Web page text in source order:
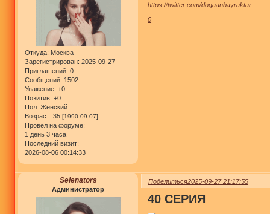
Откуда: Москва
Зарегистрирован: 2025-09-27
Приглашений: 0
Сообщений: 1502
Уважение: +0
Позитив: +0
Пол: Женский
Возраст: 35 [1990-09-07]
Провел на форуме:
1 день 3 часа
Последний визит:
2026-08-06 00:14:33
https://twitter.com/dogaanbayraktar
0
Поделиться2025-09-27 21:17:55
Selenators
Администратор
40 СЕРИЯ